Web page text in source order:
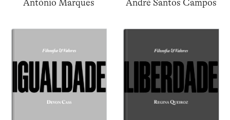
António Marques André Santos Campos